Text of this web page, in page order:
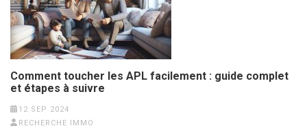
Comment toucher les APL facilement : guide complet
et étapes à suivre
12 SEP 2024
RECHERCHE IMMO